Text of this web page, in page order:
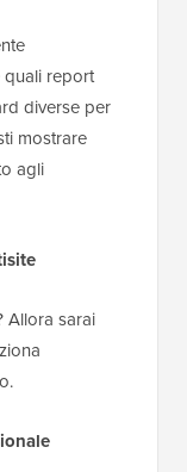
quali report
diverse per
mostrare
agli
Allora sarai